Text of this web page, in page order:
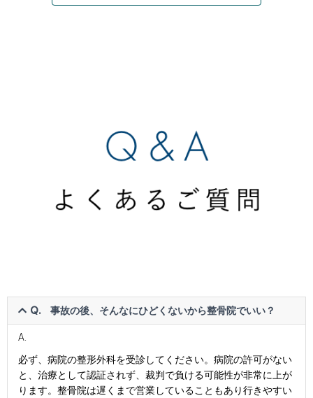
Q. 事故の後、そんなにひどくないから整骨院でいい？
A.
必ず、病院の整形外科を受診してください。病院の許可がない
と、治療として認証されず、裁判で負ける可能性が非常に上が
ります。整骨院は遅くまで営業していることもあり行きやすい